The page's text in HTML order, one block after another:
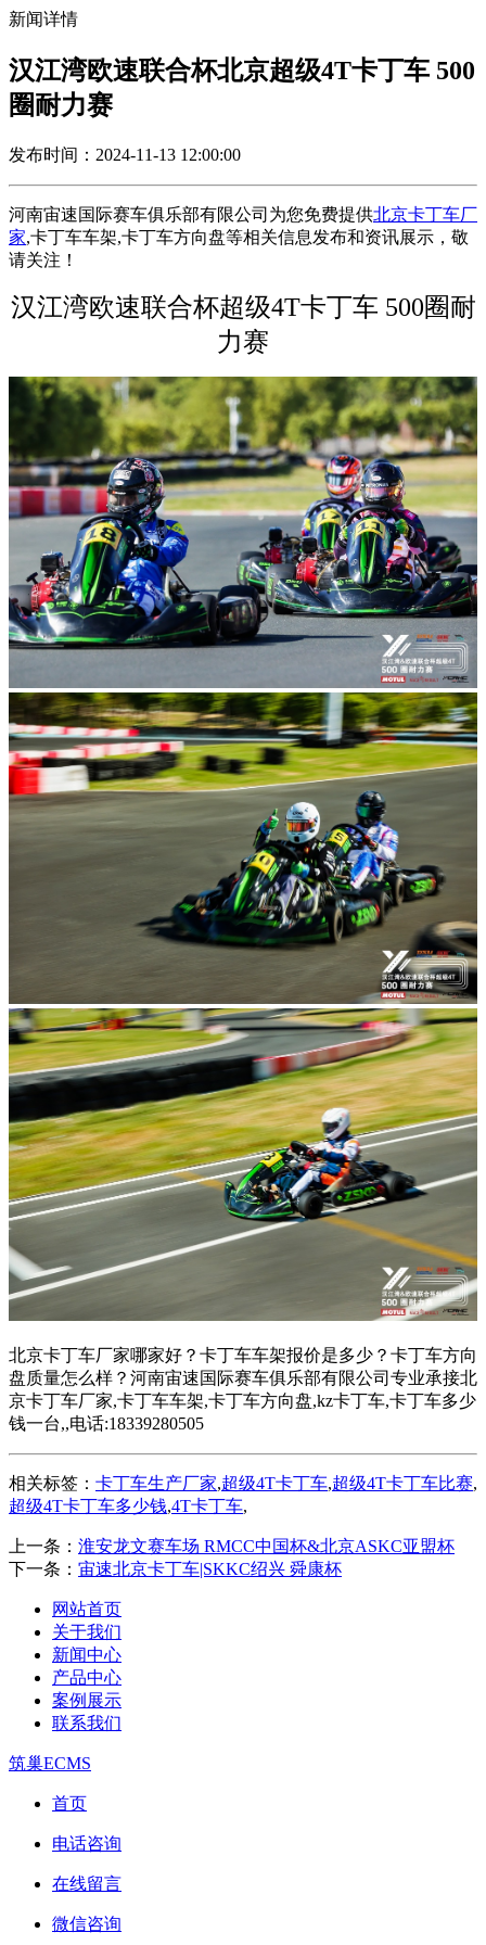
新闻详情
汉江湾欧速联合杯北京超级4T卡丁车 500
圈耐力赛
发布时间：2024-11-13 12:00:00
河南宙速国际赛车俱乐部有限公司为您免费提供北京卡丁车厂
家,卡丁车车架,卡丁车方向盘等相关信息发布和资讯展示，敬
请关注！
汉江湾欧速联合杯超级4T卡丁车 500圈耐
力赛
北京卡丁车厂家哪家好？卡丁车车架报价是多少？卡丁车方向
盘质量怎么样？河南宙速国际赛车俱乐部有限公司专业承接北
京卡丁车厂家,卡丁车车架,卡丁车方向盘,kz卡丁车,卡丁车多少
钱一台,,电话:18339280505
相关标签： 卡丁车生产厂家,超级4T卡丁车,超级4T卡丁车比赛,
超级4T卡丁车多少钱,4T卡丁车,
上一条： 淮安龙文赛车场 RMCC中国杯&北京ASKC亚盟杯
下一条： 宙速北京卡丁车|SKKC绍兴 舜康杯
网站首页
关于我们
新闻中心
产品中心
案例展示
联系我们
筑巢ECMS
首页
电话咨询
在线留言
微信咨询